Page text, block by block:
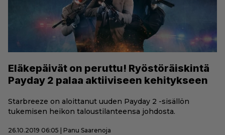
Eläkepäivät on peruttu! Ryöstöräiskintä
Payday 2 palaa aktiiviseen kehitykseen
Starbreeze on aloittanut uuden Payday 2 -sisällön
tukemisen heikon taloustilanteensa johdosta.
26.10.2019 06:05 | Panu Saarenoja